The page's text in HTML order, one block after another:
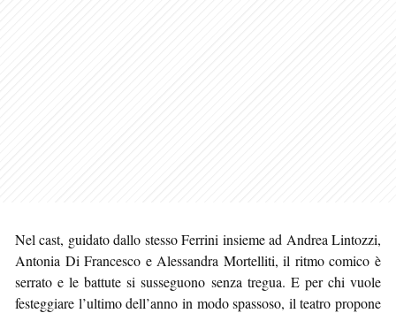
Nel cast, guidato dallo stesso Ferrini insieme ad Andrea Lintozzi,
Antonia Di Francesco e Alessandra Mortelliti, il ritmo comico è
serrato e le battute si susseguono senza tregua. E per chi vuole
festeggiare l’ultimo dell’anno in modo spassoso, il teatro propone